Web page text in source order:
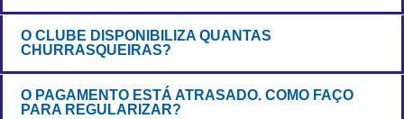
O CLUBE DISPONIBILIZA QUANTAS
CHURRASQUEIRAS?
O PAGAMENTO ESTÁ ATRASADO. COMO FAÇO
PARA REGULARIZAR?